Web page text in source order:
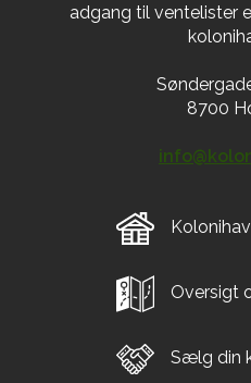
adgang til ventelister
8700
Oversigt
Sælg din